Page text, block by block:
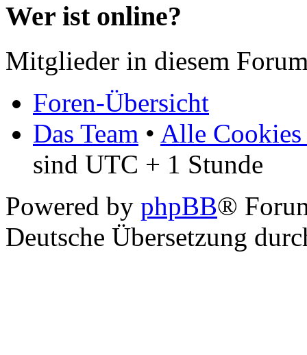
Wer ist online?
Mitglieder in diesem
Foren-Übersicht
Das Team • Alle Cookies
sind UTC + 1 Stunde
Powered by phpBB®
Deutsche Übersetzung